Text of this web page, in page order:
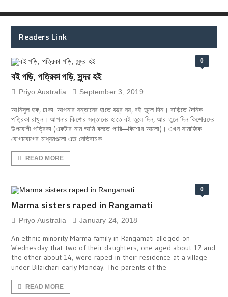
Readers Link
0
বই পড়ি, পত্রিকা পড়ি, সুন্দর হই
Priyo Australia September 3, 2019
আনিসুল হক, ঢাকা: আপনার সন্তানের হাতে যন্ত্র নয়, বই তুলে দিন। বাড়িতে দৈনিক
পত্রিকা রাখুন। আপনার কিশোর সন্তানের হাতে বই তুলে দিন, আর তুলে দিন কিশোরদের
উপযোগী পত্রিকা (একটার নাম আমি বলতে পারি—কিশোর আলো)। এখন সামাজিক
যোগাযোগের মাধ্যমগুলো এত নেতিবাচক
READ MORE
0
Marma sisters raped in Rangamati
Priyo Australia January 24, 2018
An ethnic minority Marma family in Rangamati alleged on
Wednesday that two of their daughters, one aged about 17 and
the other about 14, were raped in their residence at a village
under Bilaichari early Monday. The parents of the
READ MORE